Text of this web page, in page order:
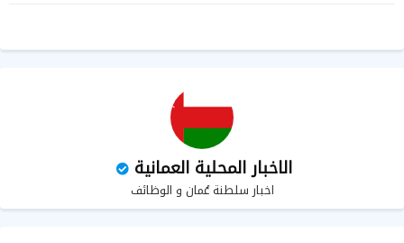
ب
الاخبار المحلية العمانية
اخبار سلطنة عُمان و الوظائف